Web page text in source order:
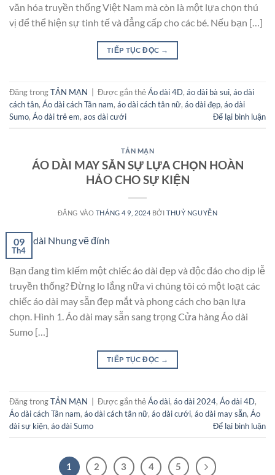
văn hóa truyền thống Việt Nam mà còn là một lựa chọn thú
vị để thể hiện sự tinh tế và đẳng cấp cho các bé. Nếu bạn […]
TIẾP TỤC ĐỌC →
Đăng trongTẢN MẠN Được gắn thẻÁo dài 4D, áo dài bà sui, áo dài
cách tân, Áo dài cách Tân nam, áo dài cách tân nữ, áo dài đẹp, áo dài
Sumo, Áo dài trẻ em, aos dài cưới Để lại bình luận
TẢN MẠN
ÁO DÀI MAY SẴN SỰ LỰA CHỌN HOÀN
HẢO CHO SỰ KIỆN
ĐĂNG VÀO THÁNG 4 9, 2024 BỞITHUỶ NGUYỄN
09
Th4
Bạn đang tìm kiếm một chiếc áo dài đẹp và độc đáo cho dịp lễ
truyền thống? Đừng lo lắng nữa vì chúng tôi có một loạt các
chiếc áo dài may sẵn đẹp mắt và phong cách cho bạn lựa
chọn. Hình 1. Áo dài may sẵn sang trọng Cửa hàng Áo dài
Sumo […]
TIẾP TỤC ĐỌC →
Đăng trongTẢN MẠN Được gắn thẻÁo dài, áo dài 2024, Áo dài 4D,
Áo dài cách Tân nam, áo dài cách tân nữ, áo dài cưới, áo dài may sẵn, Áo
dài sự kiện, áo dài Sumo Để lại bình luận
1 2 3 4 5